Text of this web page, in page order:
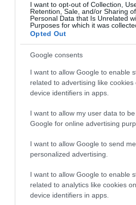
I want to opt-out of Collection,
Retention, Sale, and/or Sharing
Personal Data that Is Unrelated
Purposes for which it was
Opted Out
Google consents
I want to allow Google to enable
related to advertising like cookies
device identifiers in apps.
I want to allow my user data to
Google for online advertising
I want to allow Google to send me
personalized advertising.
I want to allow Google to enable
related to analytics like cookies
device identifiers in apps.
2024. JÚLIUS 23. ● HAMU ÉS GYÉMÁNT